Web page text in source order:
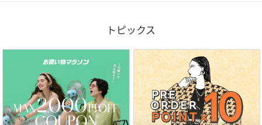
トピックス